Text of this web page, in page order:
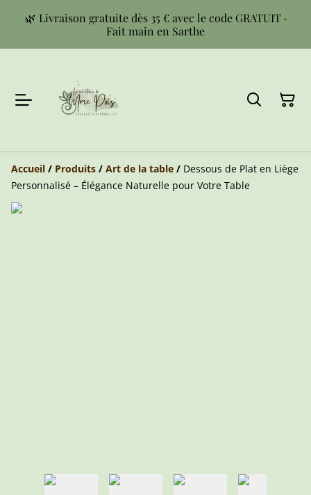
🌿 Livraison gratuite dès 35 € avec le code GRATUIT ·
Fait main en Sarthe
Accueil / Produits / Art de la table / Dessous de Plat en Liège
Personnalisé – Élégance Naturelle pour Votre Table